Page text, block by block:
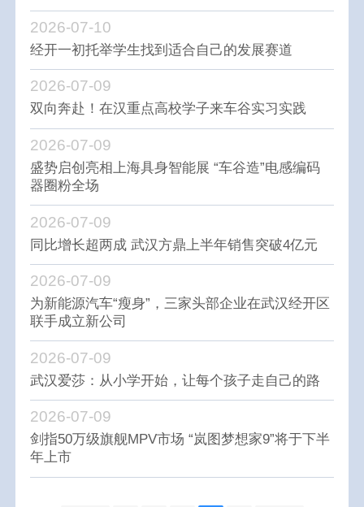
经开一初托举学生找到适合自己的发展赛道
2026-07-10
双向奔赴！在汉重点高校学子来车谷实习实践
2026-07-09
盛势启创亮相上海具身智能展 “车谷造”电感编码
器圈粉全场
2026-07-09
同比增长超两成 武汉方鼎上半年销售突破4亿元
2026-07-09
为新能源汽车“瘦身”，三家头部企业在武汉经开区
联手成立新公司
2026-07-09
武汉爱莎：从小学开始，让每个孩子走自己的路
2026-07-09
剑指50万级旗舰MPV市场 “岚图梦想家9”将于下半
年上市
2026-07-09